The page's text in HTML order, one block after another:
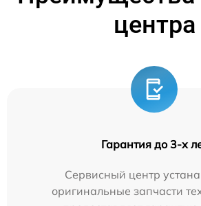
центра
Гарантия до 3-х
Сервисный центр
оригинальные запчасти